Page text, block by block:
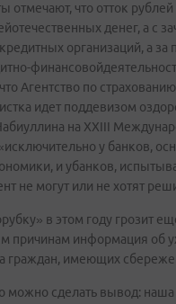
отмечают, что отток
денег, а с
организаций, а
Агентство по
идет поддевизом
на XXIII
у банков,
и убанков,
не могут или не хотят
в этом году грозит
информация об
граждан, имеющих
можно сделать вывод: